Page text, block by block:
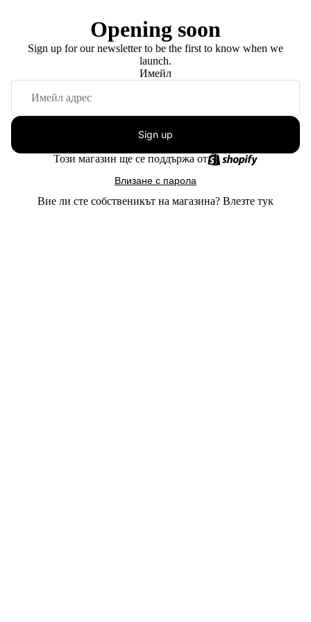
Opening soon
Sign up for our newsletter to be the first to know when we
launch.
Имейл
Sign up
Този магазин ще се поддържа от
Влизане с парола
Вие ли сте собственикът на магазина? Влезте тук